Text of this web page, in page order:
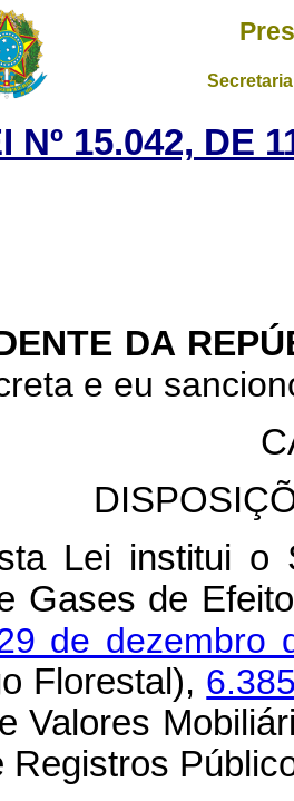
Nº 15.042, DE
DA
e eu
Lei institui o
Gases de
de dezembro
Florestal),
Valores
Registros